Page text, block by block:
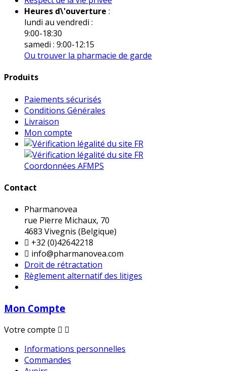
Heures d\'ouverture :
lundi au vendredi :
9:00-18:30
samedi : 9:00-12:15
Ou trouver la pharmacie de garde
Produits
Paiements sécurisés
Conditions Générales
Livraison
Mon compte
Coordonnées AFMPS
Contact
Pharmanovea
rue Pierre Michaux, 70
4683 Vivegnis (Belgique)
 +32 (0)42642218
 info@pharmanovea.com
Droit de rétractation
Règlement alternatif des litiges
Mon Compte
Votre compte  
Informations personnelles
Commandes